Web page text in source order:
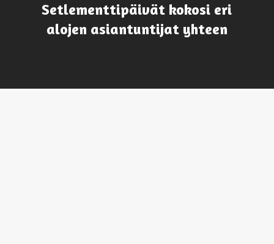
Setlementtipäivät kokosi eri
alojen asiantuntijat yhteen